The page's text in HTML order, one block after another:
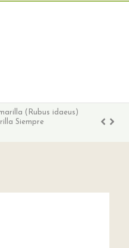
(Rubus idaeus)
Siempre